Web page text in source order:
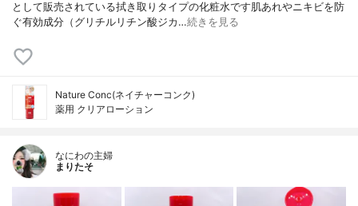
として販売されている拭き取りタイプの化粧水です肌あれやニキビを防
ぐ有効成分（グリチルリチン酸ジカ…続きを見る
Nature Conc(ネイチャーコンク)
薬用 クリアローション
なにわの主婦
まりたそ